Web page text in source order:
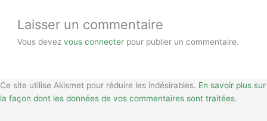
Laisser un commentaire
Vous devezvous connecter pour publier un commentaire.
Ce site utilise Akismet pour réduire les indésirables. En savoir plus sur
la façon dont les données de vos commentaires sont traitées.